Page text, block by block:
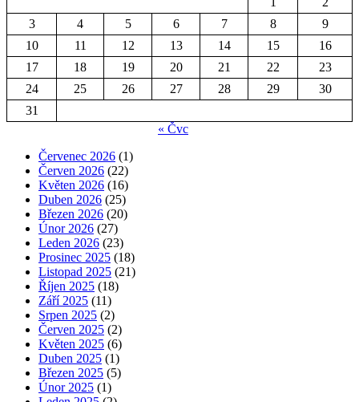
3
4 5 6 7 8
9
10
11 12 13 14 15
16
17
18 19 20 21 22
23
24
25 26 27 28 29
30
31
« Čvc
Červenec 2026 (1)
Červen 2026 (22)
Květen 2026 (16)
Duben 2026 (25)
Březen 2026 (20)
Únor 2026 (27)
Leden 2026 (23)
Prosinec 2025 (18)
Listopad 2025 (21)
Říjen 2025 (18)
Září 2025 (11)
Srpen 2025 (2)
Červen 2025 (2)
Květen 2025 (6)
Duben 2025 (1)
Březen 2025 (5)
Únor 2025 (1)